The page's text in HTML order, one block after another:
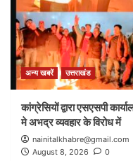
अन्य खबरें उत्तराखंड
कांग्रेसियों द्वारा एसएसपी
मे अभद्र व्यवहार के विरोध में
nainitalkhabre@gmail.com
August 8, 2026
0